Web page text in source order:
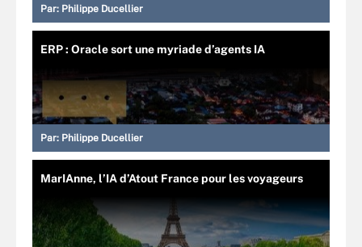
Par: Philippe Ducellier
ERP : Oracle sort une myriade d’agents IA
Par: Philippe Ducellier
MarIAnne, l’IA d’Atout France pour les voyageurs